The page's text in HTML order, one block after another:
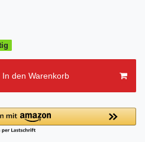
In den Warenkorb